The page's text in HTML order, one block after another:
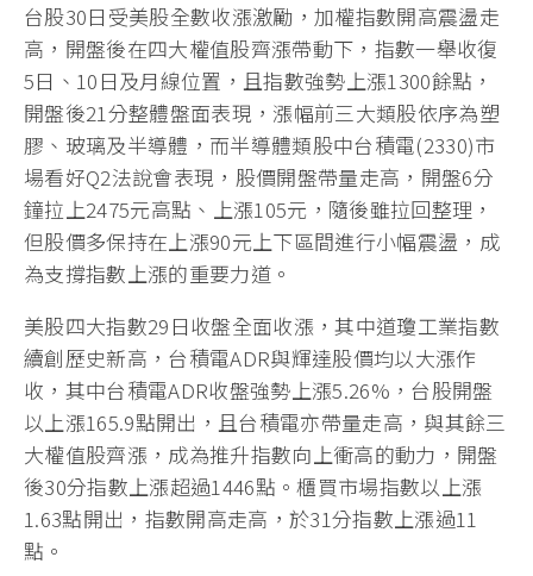
台股30日受美股全數收漲激勵，加權指數開高震盪走
高，開盤後在四大權值股齊漲帶動下，指數一舉收復
5日、10日及月線位置，且指數強勢上漲1300餘點，
開盤後21分整體盤面表現，漲幅前三大類股依序為塑
膠、玻璃及半導體，而半導體類股中台積電(2330)市
場看好Q2法說會表現，股價開盤帶量走高，開盤6分
鐘拉上2475元高點、上漲105元，隨後雖拉回整理，
但股價多保持在上漲90元上下區間進行小幅震盪，成
為支撐指數上漲的重要力道。
美股四大指數29日收盤全面收漲，其中道瓊工業指數
續創歷史新高，台積電ADR與輝達股價均以大漲作
收，其中台積電ADR收盤強勢上漲5.26%，台股開盤
以上漲165.9點開出，且台積電亦帶量走高，與其餘三
大權值股齊漲，成為推升指數向上衝高的動力，開盤
後30分指數上漲超過1446點。櫃買市場指數以上漲
1.63點開出，指數開高走高，於31分指數上漲過11
點。